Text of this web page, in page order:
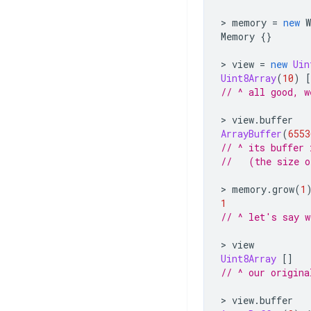
> memory = new
Memory {}
> view = new
Uint8Array(10)
[
// ^ all good,
> view.buffer
ArrayBuffer(
// ^ its buffer is
//   (the size of
> memory.grow(1
1
// ^ let's say we
> view
Uint8Array []
// ^ our
> view.buffer